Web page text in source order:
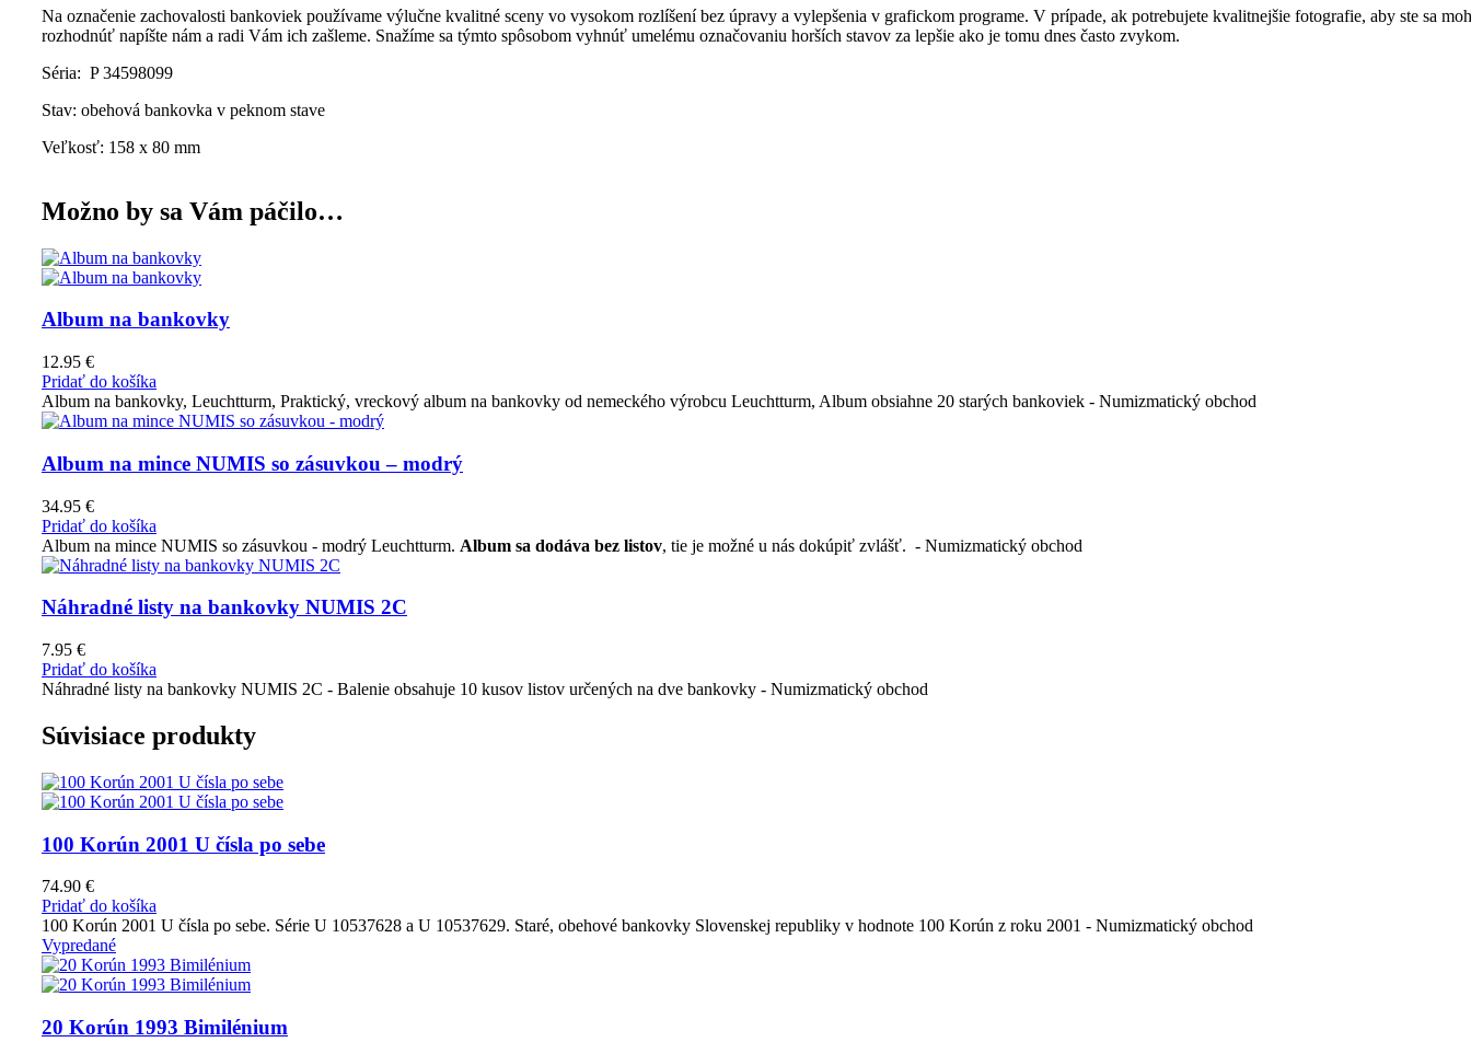
Na označenie zachovalosti bankoviek používame výlučne kvalitné sceny vo vysokom rozlíšení bez úpravy a vylepšenia v grafickom programe. V prípade, ak potrebujete kvalitnejšie fotografie, aby ste sa
rozhodnúť napíšte nám a radi Vám ich zašleme. Snažíme sa týmto spôsobom vyhnúť umelému označovaniu horších stavov za lepšie ako je tomu dnes často zvykom.
Séria: P 34598099
Stav: obehová bankovka v peknom stave
Veľkosť: 158 x 80 mm
Možno by sa Vám páčilo…
Album na bankovky
12.95 €
Pridať do košíka
Album na bankovky, Leuchtturm, Praktický, vreckový album na bankovky od nemeckého výrobcu Leuchtturm, Album obsiahne 20 starých bankoviek - Numizmatický obchod
Album na mince NUMIS so zásuvkou – modrý
34.95 €
Pridať do košíka
Album na mince NUMIS so zásuvkou - modrý Leuchtturm. Album sa dodáva bez listov, tie je možné u nás dokúpiť zvlášť. - Numizmatický obchod
Náhradné listy na bankovky NUMIS 2C
7.95 €
Pridať do košíka
Náhradné listy na bankovky NUMIS 2C - Balenie obsahuje 10 kusov listov určených na dve bankovky - Numizmatický obchod
Súvisiace produkty
100 Korún 2001 U čísla po sebe
74.90 €
Pridať do košíka
100 Korún 2001 U čísla po sebe. Série U 10537628 a U 10537629. Staré, obehové bankovky Slovenskej republiky v hodnote 100 Korún z roku 2001 - Numizmatický obchod
Vypredané
20 Korún 1993 Bimilénium